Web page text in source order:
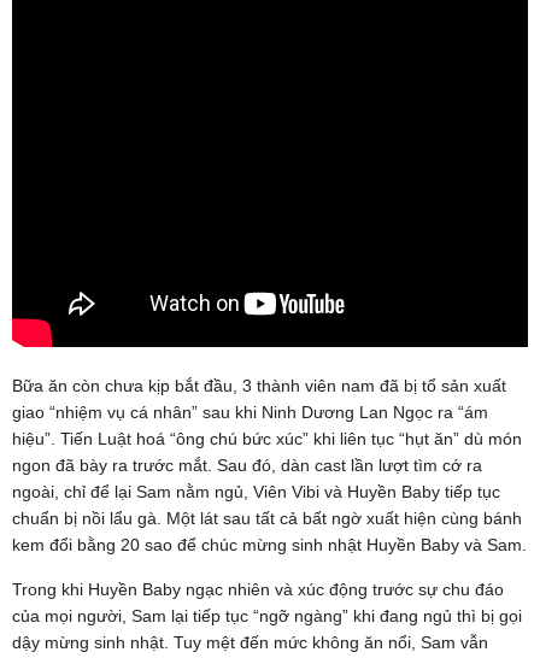
Bữa ăn còn chưa kịp bắt đầu, 3 thành viên nam đã bị tổ sản xuất
giao “nhiệm vụ cá nhân” sau khi Ninh Dương Lan Ngọc ra “ám
hiệu”. Tiến Luật hoá “ông chú bức xúc” khi liên tục “hụt ăn” dù món
ngon đã bày ra trước mắt. Sau đó, dàn cast lần lượt tìm cớ ra
ngoài, chỉ để lại Sam nằm ngủ, Viên Vibi và Huyền Baby tiếp tục
chuẩn bị nồi lẩu gà. Một lát sau tất cả bất ngờ xuất hiện cùng bánh
kem đổi bằng 20 sao để chúc mừng sinh nhật Huyền Baby và Sam.
Trong khi Huyền Baby ngạc nhiên và xúc động trước sự chu đáo
của mọi người, Sam lại tiếp tục “ngỡ ngàng” khi đang ngủ thì bị gọi
dậy mừng sinh nhật. Tuy mệt đến mức không ăn nổi, Sam vẫn